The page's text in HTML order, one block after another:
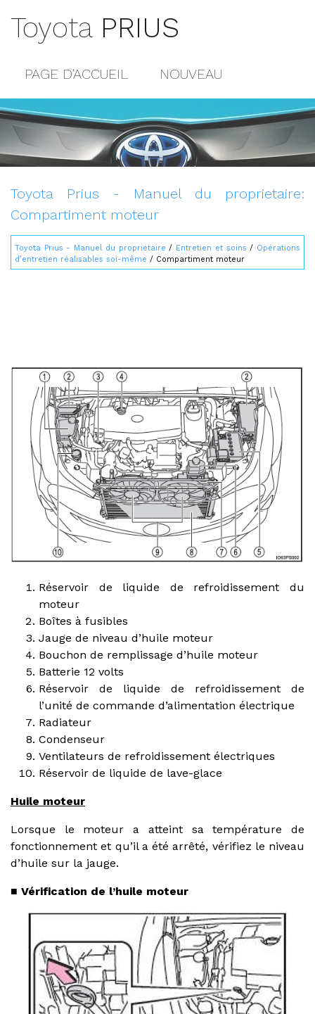
Toyota PRIUS
PAGE D'ACCUEIL NOUVEAU
POPULAIRE
CONTACTS
Toyota Prius - Manuel du proprietaire:
Compartiment moteur
Toyota Prius - Manuel du proprietaire / Entretien et soins / Opérations
d’entretien réalisables soi-même / Compartiment moteur
Réservoir de liquide de refroidissement du
moteur
Boîtes à fusibles
Jauge de niveau d’huile moteur
Bouchon de remplissage d’huile moteur
Batterie 12 volts
Réservoir de liquide de refroidissement de
l’unité de commande d’alimentation électrique
Radiateur
Condenseur
Ventilateurs de refroidissement électriques
Réservoir de liquide de lave-glace
Huile moteur
Lorsque le moteur a atteint sa température de
fonctionnement et qu’il a été arrêté, vérifiez le niveau
d’huile sur la jauge.
■ Vérification de l’huile moteur